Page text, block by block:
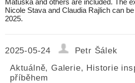
Matuška and others are included. The
Nicole Stava and Claudia Rajlich can
2025.
2025-05-24
Petr Šálek
Aktuálně, Galerie, Historie
příběhem